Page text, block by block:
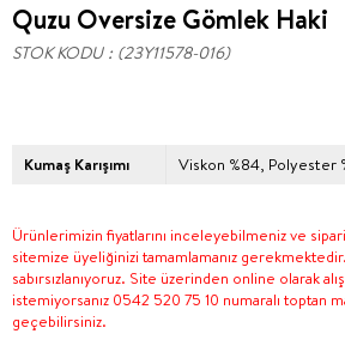
Quzu Oversize Gömlek Haki
STOK KODU (23Y11578-016)
Kumaş Karışımı Viskon %84, Polyester
Ürünlerimizin fiyatlarını inceleyebilmeniz ve
sitemize üyeliğinizi tamamlamanız
sabırsızlanıyoruz. Site üzerinden online olarak
istemiyorsanız 0542 520 75 10 numaralı toptan
geçebilirsiniz.